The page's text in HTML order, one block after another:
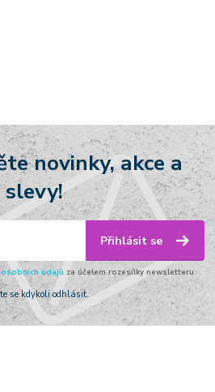
novinky, akce a
slevy!
Přihlásit se
údajů za účelem rozesílky newsletteru.
se kdykoli odhlásit.